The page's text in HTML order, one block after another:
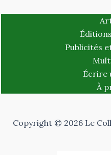
Publicités
Écrire
À
Copyright © 2026 Le